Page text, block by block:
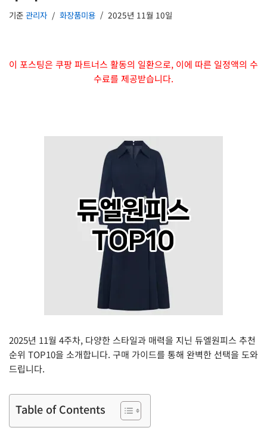
기준 관리자 화장품미용 2025년 11월 10일
이 포스팅은 쿠팡 파트너스 활동의 일환으로, 이에 따른 일정액의 수
수료를 제공받습니다.
2025년 11월 4주차, 다양한 스타일과 매력을 지닌 듀엘원피스 추천
순위 TOP10을 소개합니다. 구매 가이드를 통해 완벽한 선택을 도와
드립니다.
Table of Contents